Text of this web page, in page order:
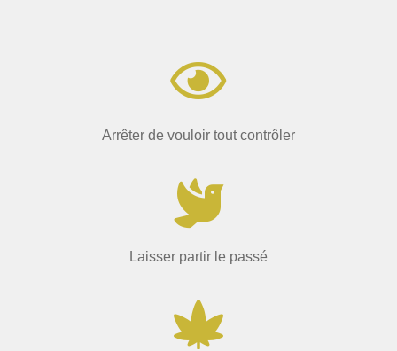

Arrêter de vouloir tout contrôler

Laisser partir le passé
